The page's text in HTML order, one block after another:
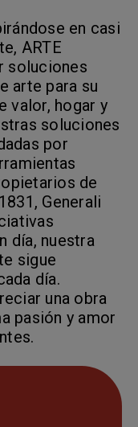
en casi
ARTE
soluciones
arte para su
valor, hogar y
soluciones
por
de
Generali
día, nuestra
sigue
día.
una obra
pasión y amor